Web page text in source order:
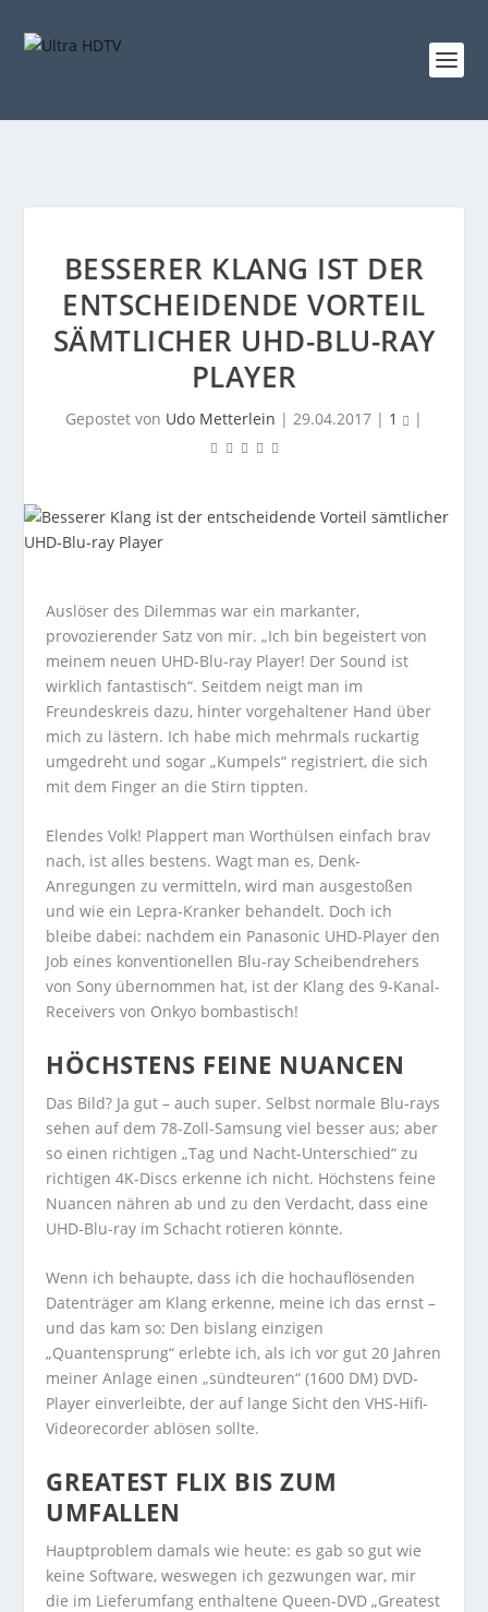
BESSERER KLANG IST DER
ENTSCHEIDENDE VORTEIL
SÄMTLICHER UHD-BLU-RAY
PLAYER
Gepostet von Udo Metterlein | 29.04.2017 | 1 |
Auslöser des Dilemmas war ein markanter,
provozierender Satz von mir. „Ich bin begeistert von
meinem neuen UHD-Blu-ray Player! Der Sound ist
wirklich fantastisch“. Seitdem neigt man im
Freundeskreis dazu, hinter vorgehaltener Hand über
mich zu lästern. Ich habe mich mehrmals ruckartig
umgedreht und sogar „Kumpels“ registriert, die sich
mit dem Finger an die Stirn tippten.
Elendes Volk! Plappert man Worthülsen einfach brav
nach, ist alles bestens. Wagt man es, Denk-
Anregungen zu vermitteln, wird man ausgestoßen
und wie ein Lepra-Kranker behandelt. Doch ich
bleibe dabei: nachdem ein Panasonic UHD-Player den
Job eines konventionellen Blu-ray Scheibendrehers
von Sony übernommen hat, ist der Klang des 9-Kanal-
Receivers von Onkyo bombastisch!
HÖCHSTENS FEINE NUANCEN
Das Bild? Ja gut – auch super. Selbst normale Blu-rays
sehen auf dem 78-Zoll-Samsung viel besser aus; aber
so einen richtigen „Tag und Nacht-Unterschied“ zu
richtigen 4K-Discs erkenne ich nicht. Höchstens feine
Nuancen nähren ab und zu den Verdacht, dass eine
UHD-Blu-ray im Schacht rotieren könnte.
Wenn ich behaupte, dass ich die hochauflösenden
Datenträger am Klang erkenne, meine ich das ernst –
und das kam so: Den bislang einzigen
„Quantensprung“ erlebte ich, als ich vor gut 20 Jahren
meiner Anlage einen „sündteuren“ (1600 DM) DVD-
Player einverleibte, der auf lange Sicht den VHS-Hifi-
Videorecorder ablösen sollte.
GREATEST FLIX BIS ZUM
UMFALLEN
Hauptproblem damals wie heute: es gab so gut wie
keine Software, weswegen ich gezwungen war, mir
die im Lieferumfang enthaltene Queen-DVD „Greatest